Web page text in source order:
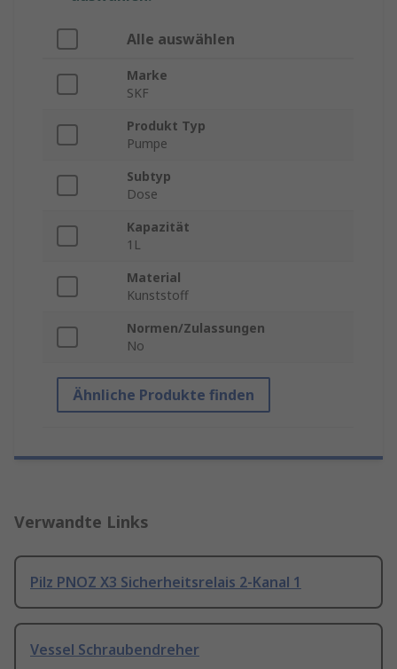
Alle auswählen
Marke
SKF
Produkt Typ
Pumpe
Subtyp
Dose
Kapazität
1L
Material
Kunststoff
Normen/Zulassungen
No
Ähnliche Produkte finden
Verwandte Links
Pilz PNOZ X3 Sicherheitsrelais 2-Kanal 1
Vessel Schraubendreher